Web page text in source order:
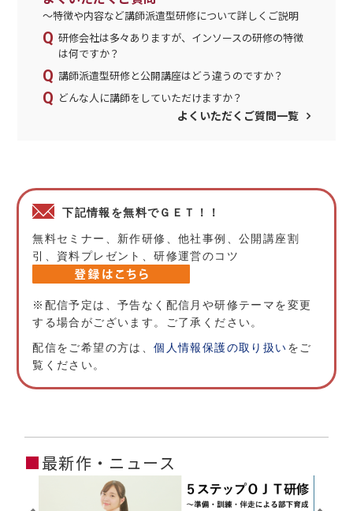
～特徴や内容など講師派遣型研修について詳しくご説明
研修会社は多々ありますが、インソースの研修の特徴
は何ですか？
講師派遣型研修と公開講座はどう違うのですか？
どんな人に講師をしていただけますか？
よくいただくご質問一覧
下記情報を無料でＧＥＴ！！
無料セミナー、新作研修、他社事例、公開講座割
引、資料プレゼント、研修運営のコツ
※配信予定は、予告なく配信月や研修テーマを変更
する場合がございます。ご了承ください。
配信をご希望の方は、個人情報保護の取り扱いをご
覧ください。
■最新作・ニュース